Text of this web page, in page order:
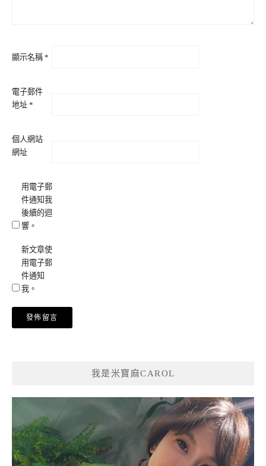
顯示名稱 *
電子郵件
地址 *
個人網站
網址
用電子郵
件通知我
後續的迴
響。
新文章使
用電子郵
件通知
我。
我是米寶麻CAROL